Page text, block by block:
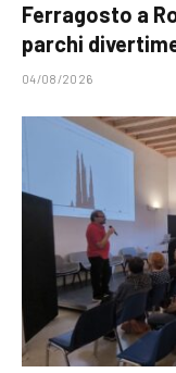
Ferragosto a
parchi
04/08/2026